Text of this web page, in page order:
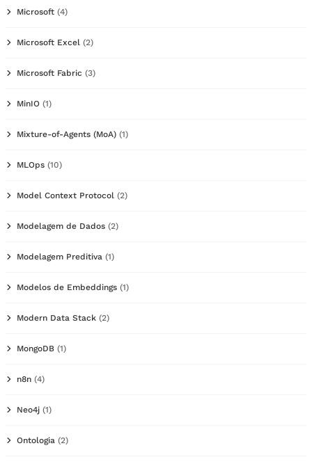
Microsoft (4)
Microsoft Excel (2)
Microsoft Fabric (3)
MinIO (1)
Mixture-of-Agents (MoA) (1)
MLOps (10)
Model Context Protocol (2)
Modelagem de Dados (2)
Modelagem Preditiva (1)
Modelos de Embeddings (1)
Modern Data Stack (2)
MongoDB (1)
n8n (4)
Neo4j (1)
Ontologia (2)